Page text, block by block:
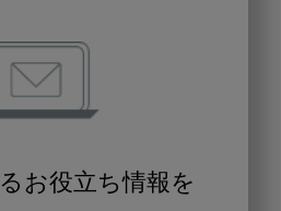
お役立ち情報を